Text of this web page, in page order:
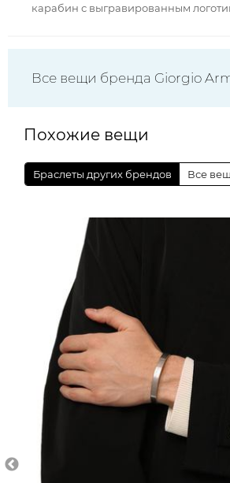
карабин с выгравированным
Все вещи бренда Giorgio
Похожие вещи
Браслеты других брендов Все